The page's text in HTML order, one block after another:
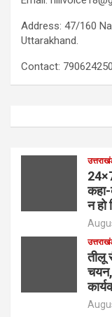
Address: 47/160
Uttarakhand.
Contact:
कहा-
न हो
तीलू
चयन,